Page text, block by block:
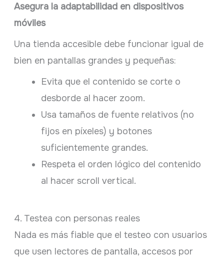
Asegura la adaptabilidad en dispositivos
móviles
Una tienda accesible debe funcionar igual de
bien en pantallas grandes y pequeñas:
Evita que el contenido se corte o
desborde al hacer zoom.
Usa tamaños de fuente relativos (no
fijos en píxeles) y botones
suficientemente grandes.
Respeta el orden lógico del contenido
al hacer scroll vertical.
4. Testea con personas reales
Nada es más fiable que el testeo con usuarios
que usen lectores de pantalla, accesos por